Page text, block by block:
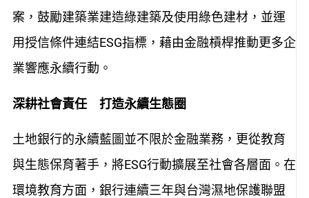
案，鼓勵建築業建造綠建築及使用綠色建材，並運
用授信條件連結ESG指標，藉由金融槓桿推動更多企
業響應永續行動。
深耕社會責任 打造永續生態圈
土地銀行的永續藍圖並不限於金融業務，更從教育
與生態保育著手，將ESG行動擴展至社會各層面。在
環境教育方面，銀行連續三年與台灣濕地保護聯盟